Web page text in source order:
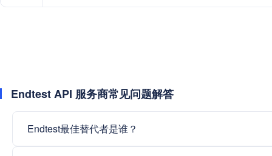
Endtest API 服务商常见问题解答
Endtest最佳替代者是谁？